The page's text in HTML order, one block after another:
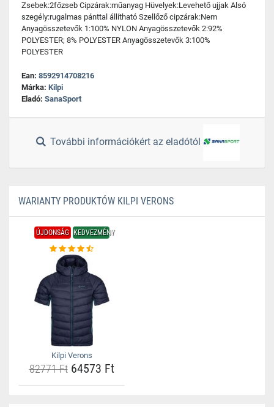
Zsebek:2főzseb Cipzárak:műanyag Hüvelyek:Levehető ujjak Alsó
szegély:rugalmas pánttal állítható Szellőző cipzárak:Nem
Anyagösszetevők 1:100% NYLON Anyagösszetevők 2:92%
POLYESTER; 8% POLYESTER Anyagösszetevők 3:100%
POLYESTER
Ean: 8592914708216
Márka: Kilpi
Eladó: SanaSport
További információkért az eladótól
WARIANTY PRODUKTÓW KILPI VERONS
ÚJDONSÁG KEDVEZMÉNY
Kilpi Verons
82771 Ft64573 Ft